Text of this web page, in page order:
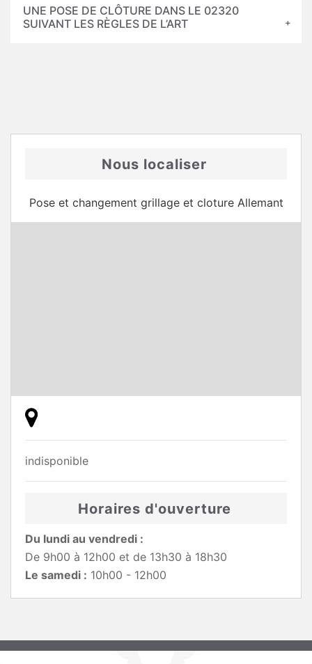
UNE POSE DE CLÔTURE DANS LE 02320
SUIVANT LES RÈGLES DE L’ART
Nous localiser
Pose et changement grillage et cloture Allemant
indisponible
Horaires d'ouverture
Du lundi au vendredi :
De 9h00 à 12h00 et de 13h30 à 18h30
Le samedi : 10h00 - 12h00